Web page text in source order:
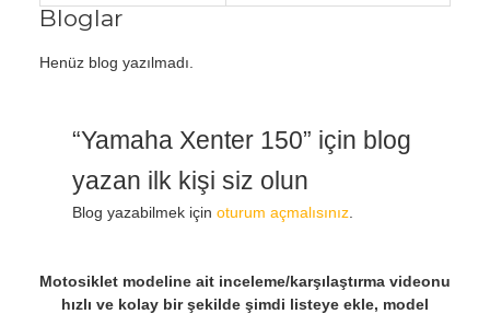
Bloglar
Henüz blog yazılmadı.
“Yamaha Xenter 150” için blog
yazan ilk kişi siz olun
Blog yazabilmek için oturum açmalısınız.
Motosiklet modeline ait inceleme/karşılaştırma videonu
hızlı ve kolay bir şekilde şimdi listeye ekle, model